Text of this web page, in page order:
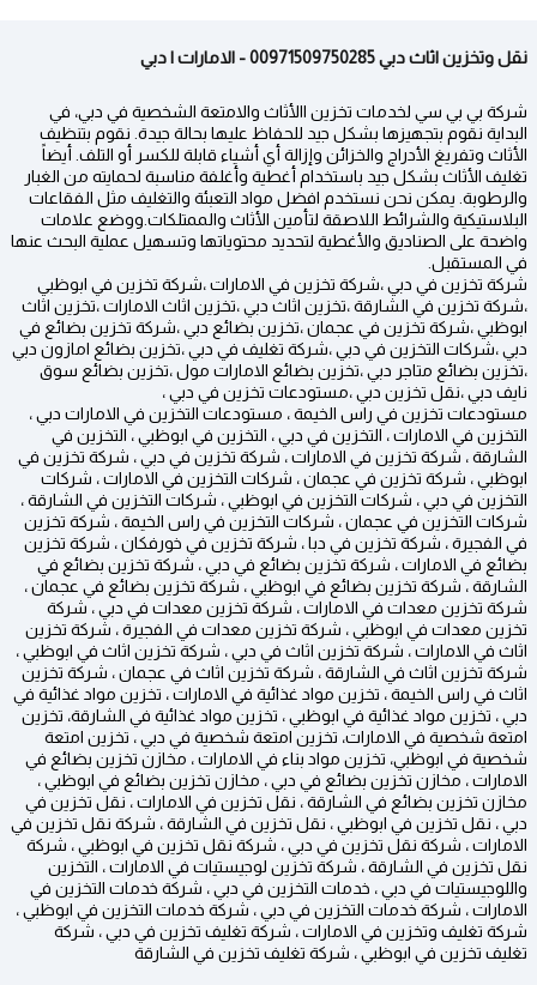
نقل وتخزين اثاث دبي 00971509750285 - الامارات | دبي
شركة بي بي سي لخدمات تخزين االأثاث والامتعة الشخصية في دبي، في
البداية نقوم بتجهيزها بشكل جيد للحفاظ عليها بحالة جيدة. نقوم بتنظيف
الأثاث وتفريغ الأدراج والخزائن وإزالة أي أشياء قابلة للكسر أو التلف. أيضاً
تغليف الأثاث بشكل جيد باستخدام أغطية وأغلفة مناسبة لحمايته من الغبار
والرطوبة. يمكن نحن نستخدم افضل مواد التعبئة والتغليف مثل الفقاعات
البلاستيكية والشرائط اللاصقة لتأمين الأثاث والممتلكات.ووضع علامات
واضحة على الصناديق والأغطية لتحديد محتوياتها وتسهيل عملية البحث عنها
في المستقبل.
شركة تخزين في دبي ،شركة تخزين في الامارات ،شركة تخزين في ابوظبي
،شركة تخزين في الشارقة ،تخزين اثاث دبي ،تخزين اثاث الامارات ،تخزين اثاث
ابوظبي ،شركة تخزين في عجمان ،تخزين بضائع دبي ،شركة تخزين بضائع في
دبي ،شركات التخزين في دبي ،شركة تغليف في دبي ،تخزين بضائع امازون دبي
،تخزين بضائع متاجر دبي ،تخزين بضائع الامارات مول ،تخزين بضائع سوق
نايف دبي ،نقل تخزين دبي ،مستودعات تخزين في دبي ،
مستودعات تخزين في راس الخيمة ، مستودعات التخزين في الامارات دبي ،
التخزين في الامارات ، التخزين في دبي ، التخزين في ابوظبي ، التخزين في
الشارقة ، شركة تخزين في الامارات ، شركة تخزين في دبي ، شركة تخزين في
ابوظبي ، شركة تخزين في عجمان ، شركات التخزين في الامارات ، شركات
التخزين في دبي ، شركات التخزين في ابوظبي ، شركات التخزين في الشارقة ،
شركات التخزين في عجمان ، شركات التخزين في راس الخيمة ، شركة تخزين
في الفجيرة ، شركة تخزين في دبا ، شركة تخزين في خورفكان ، شركة تخزين
بضائع في الامارات ، شركة تخزين بضائع في دبي ، شركة تخزين بضائع في
الشارقة ، شركة تخزين بضائع في ابوظبي ، شركة تخزين بضائع في عجمان ،
شركة تخزين معدات في الامارات ، شركة تخزين معدات في دبي ، شركة
تخزين معدات في ابوظبي ، شركة تخزين معدات في الفجيرة ، شركة تخزين
اثاث في الامارات ، شركة تخزين اثاث في دبي ، شركة تخزين اثاث في ابوظبي ،
شركة تخزين اثاث في الشارقة ، شركة تخزين اثاث في عجمان ، شركة تخزين
اثاث في راس الخيمة ، تخزين مواد غذائية في الامارات ، تخزين مواد غذائية في
دبي ، تخزين مواد غذائية في ابوظبي ، تخزين مواد غذائية في الشارقة، تخزين
امتعة شخصية في الامارات، تخزين امتعة شخصية في دبي ، تخزين امتعة
شخصية في ابوظبي، تخزين مواد بناء في الامارات ، مخازن تخزين بضائع في
الامارات ، مخازن تخزين بضائع في دبي ، مخازن تخزين بضائع في ابوظبي ،
مخازن تخزين بضائع في الشارقة ، نقل تخزين في الامارات ، نقل تخزين في
دبي ، نقل تخزين في ابوظبي ، نقل تخزين في الشارقة ، شركة نقل تخزين في
الامارات ، شركة نقل تخزين في دبي ، شركة نقل تخزين في ابوظبي ، شركة
نقل تخزين في الشارقة ، شركة تخزين لوجيستيات في الامارات ، التخزين
واللوجيستيات في دبي ، خدمات التخزين في دبي ، شركة خدمات التخزين في
الامارات ، شركة خدمات التخزين في دبي ، شركة خدمات التخزين في ابوظبي ،
شركة تغليف وتخزين في الامارات ، شركة تغليف تخزين في دبي ، شركة
تغليف تخزين في ابوظبي ، شركة تغليف تخزين في الشارقة